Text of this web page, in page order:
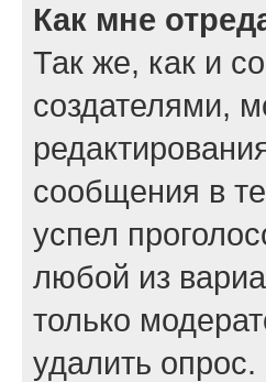
Как мне
Так же, как и
создателями,
сообщения в
успел
любой из
только
удалить